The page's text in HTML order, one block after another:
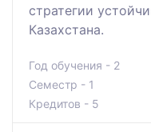
стратегии
Казахстана.
Год обучения - 2
Семестр - 1
Кредитов - 5